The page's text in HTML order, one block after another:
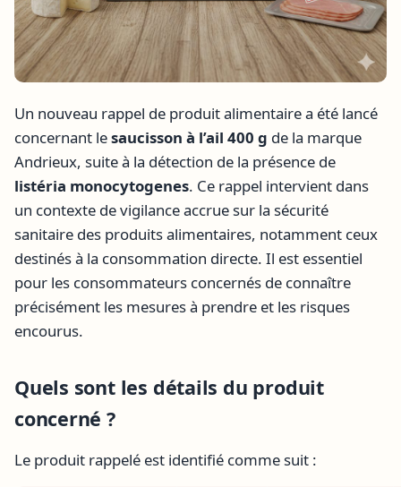
Un nouveau rappel de produit alimentaire a été lancé
concernant lesaucisson à l’ail 400 g de la marque
Andrieux, suite à la détection de la présence de
listéria monocytogenes. Ce rappel intervient dans
un contexte de vigilance accrue sur la sécurité
sanitaire des produits alimentaires, notamment ceux
destinés à la consommation directe. Il est essentiel
pour les consommateurs concernés de connaître
précisément les mesures à prendre et les risques
encourus.
Quels sont les détails du produit
concerné ?
Le produit rappelé est identifié comme suit :